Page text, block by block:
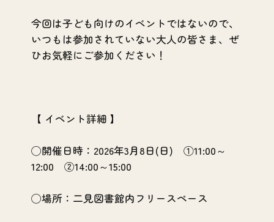
今回は子ども向けのイベントではないので、
いつもは参加されていない大人の皆さま、ぜ
ひお気軽にご参加ください！
【 イベント詳細 】
◯開催日時：2026年3月8日(日) ①11:00～
12:00 ②14:00～15:00
◯場所：二見図書館内フリースペース